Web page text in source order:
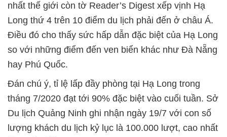
nhất thế giới còn tờ Reader’s Digest xếp vịnh Hạ
Long thứ 4 trên 10 điểm du lịch phải đến ở châu Á.
Điều đó cho thấy sức hấp dẫn đặc biệt của Hạ Long
so với những điểm đến ven biển khác như Đà Nẵng
hay Phú Quốc.
Đán chú ý, tỉ lệ lấp đầy phòng tại Hạ Long trong
tháng 7/2020 đạt tới 90% đặc biệt vào cuối tuần. Sở
Du lịch Quảng Ninh ghi nhận ngày 19/7 với con số
lượng khách du lịch kỷ lục là 100.000 lượt, cao nhất